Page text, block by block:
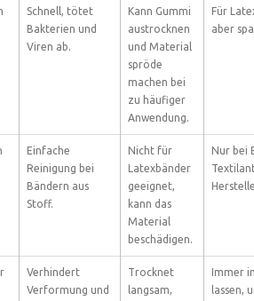
Schnell, tötet
Bakterien und
Viren ab.
Kann Gummi
austrocknen
und Material
spröde
machen bei
zu häufiger
Anwendung.
Für
aber
Einfache
Reinigung bei
Bändern aus
Stoff.
Nicht für
Latexbänder
geeignet,
kann das
Material
beschädigen.
Nur bei
Verhindert
Verformung und
Trocknet
langsam,
Immer
lassen,